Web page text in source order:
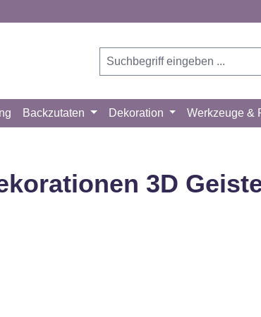
Backzutaten Dekoration Werkzeuge &
3D